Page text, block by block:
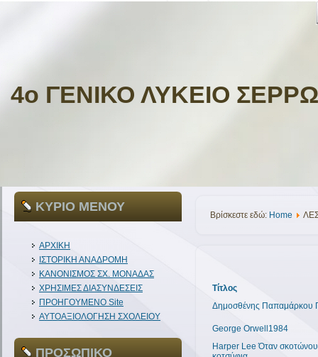
4ο ΓΕΝΙΚΟ ΛΥΚΕΙΟ
ΚΥΡΙΟ ΜΕΝΟΥ
ΑΡΧΙΚΗ
ΙΣΤΟΡΙΚΗ ΑΝΑΔΡΟΜΗ
ΚΑΝΟΝΙΣΜΟΣ ΣΧ. ΜΟΝΑΔΑΣ
ΧΡΗΣΙΜΕΣ ΔΙΑΣΥΝΔΕΣΕΙΣ
ΠΡΟΗΓΟΥΜΕΝΟ Site
ΑΥΤΟΑΞΙΟΛΟΓΗΣΗ ΣΧΟΛΕΙΟΥ
ΠΡΟΣΩΠΙΚΟ
Βρίσκεστε εδώ: Home
Τίτλος
Δημοσθένης Παπαμάρκου
George Orwell1984
Harper Lee Όταν